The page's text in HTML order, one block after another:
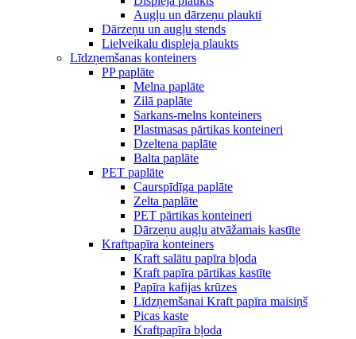
Augļu un dārzeņu plaukti
Dārzeņu un augļu stends
Lielveikalu displeja plaukts
Līdzņemšanas konteiners
PP paplāte
Melna paplāte
Zilā paplāte
Sarkans-melns konteiners
Plastmasas pārtikas konteineri
Dzeltena paplāte
Balta paplāte
PET paplāte
Caurspīdīga paplāte
Zelta paplāte
PET pārtikas konteineri
Dārzeņu augļu atvāžamais kastīte
Kraftpapīra konteiners
Kraft salātu papīra bļoda
Kraft papīra pārtikas kastīte
Papīra kafijas krūzes
Līdzņemšanai Kraft papīra maisiņš
Picas kaste
Kraftpapīra bļoda